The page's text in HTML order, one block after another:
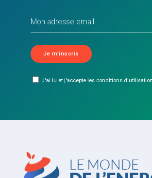
J'ai lu et j'accepte les conditions d'utilisation